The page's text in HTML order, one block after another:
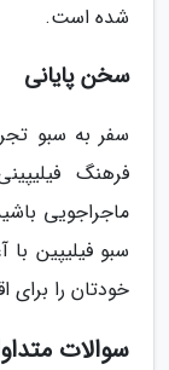
شده است.
سخن پایانی
سفر به سبو
فرهنگ
ماجراجویی
سبو فیلیپین
خودتان را برای
سوالات